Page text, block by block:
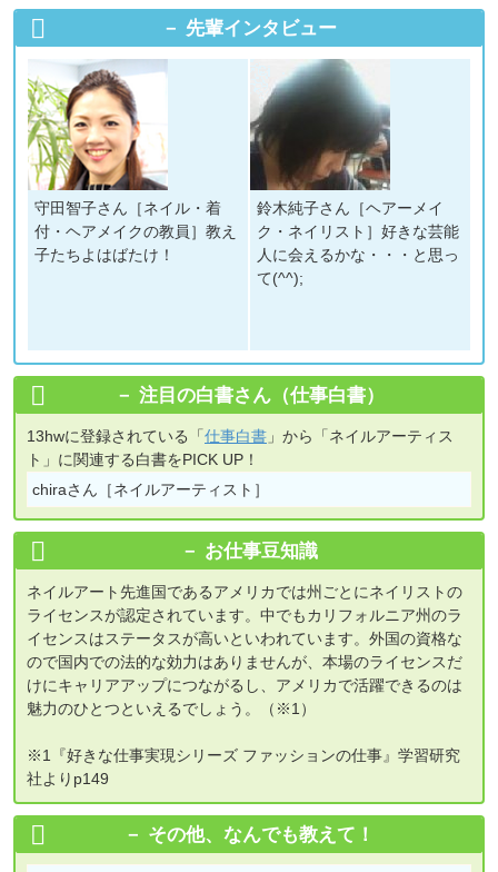
先輩インタビュー
守田智子さん［ネイル・着
付・ヘアメイクの教員］教え
子たちよはばたけ！
鈴木純子さん［ヘアーメイ
ク・ネイリスト］好きな芸能
人に会えるかな・・・と思っ
て(^^);
注目の白書さん（仕事白書）
13hwに登録されている「仕事白書 」から「ネイルアーティス
ト」に関連する白書をPICK UP！
chiraさん［ネイルアーティスト］
お仕事豆知識
ネイルアート先進国であるアメリカでは州ごとにネイリストの
ライセンスが認定されています。中でもカリフォルニア州のラ
イセンスはステータスが高いといわれています。外国の資格な
ので国内での法的な効力はありませんが、本場のライセンスだ
けにキャリアアップにつながるし、アメリカで活躍できるのは
魅力のひとつといえるでしょう。（※1）
※1『好きな仕事実現シリーズ ファッションの仕事』学習研究
社よりp149
その他、なんでも教えて！